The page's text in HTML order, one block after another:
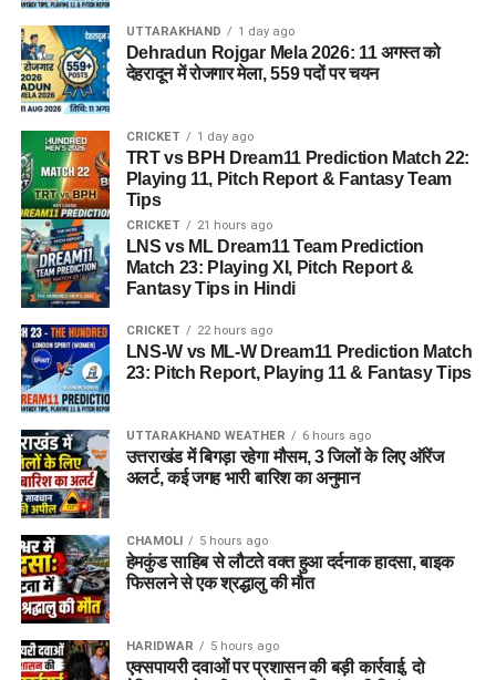
UTTARAKHAND 1 day ago
Dehradun Rojgar Mela 2026: 11 अगस्त को
देहरादून में रोजगार मेला, 559 पदों पर चयन
CRICKET 1 day ago
TRT vs BPH Dream11 Prediction Match 22:
Playing 11, Pitch Report & Fantasy Team
Tips
CRICKET 21 hours ago
LNS vs ML Dream11 Team Prediction
Match 23: Playing XI, Pitch Report &
Fantasy Tips in Hindi
CRICKET 22 hours ago
LNS-W vs ML-W Dream11 Prediction Match
23: Pitch Report, Playing 11 & Fantasy Tips
UTTARAKHAND WEATHER 6 hours ago
उत्तराखंड में बिगड़ा रहेगा मौसम, 3 जिलों के लिए ऑरेंज
अलर्ट, कई जगह भारी बारिश का अनुमान
CHAMOLI 5 hours ago
हेमकुंड साहिब से लौटते वक्त हुआ दर्दनाक हादसा, बाइक
फिसलने से एक श्रद्धालु की मौत
HARIDWAR 5 hours ago
एक्सपायरी दवाओं पर प्रशासन की बड़ी कार्रवाई, दो